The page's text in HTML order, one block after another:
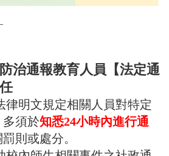
治通報教育人員【法定通
明文規定相關人員對特定
須於知悉24小時內進行通
則或處分。